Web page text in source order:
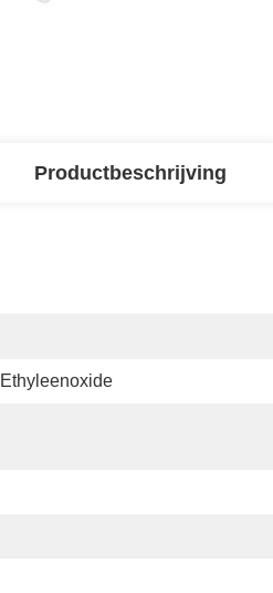
Productbeschrijving